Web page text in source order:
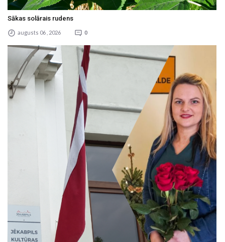
Sākas solārais rudens
augusts 06 , 2026 0